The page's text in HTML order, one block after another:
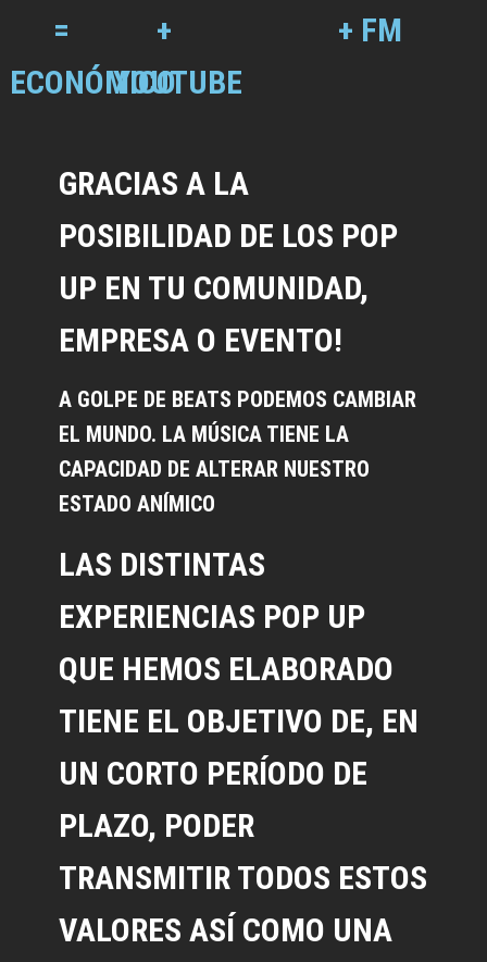
=
ECONÓMICO
+
YOUTUBE
+ FM
GRACIAS A LA
POSIBILIDAD DE LOS POP
UP EN TU COMUNIDAD,
EMPRESA O EVENTO!
A GOLPE DE BEATS PODEMOS CAMBIAR
EL MUNDO. LA MÚSICA TIENE LA
CAPACIDAD DE ALTERAR NUESTRO
ESTADO ANÍMICO
LAS DISTINTAS
EXPERIENCIAS POP UP
QUE HEMOS ELABORADO
TIENE EL OBJETIVO DE, EN
UN CORTO PERÍODO DE
PLAZO, PODER
TRANSMITIR TODOS ESTOS
VALORES ASÍ COMO UNA